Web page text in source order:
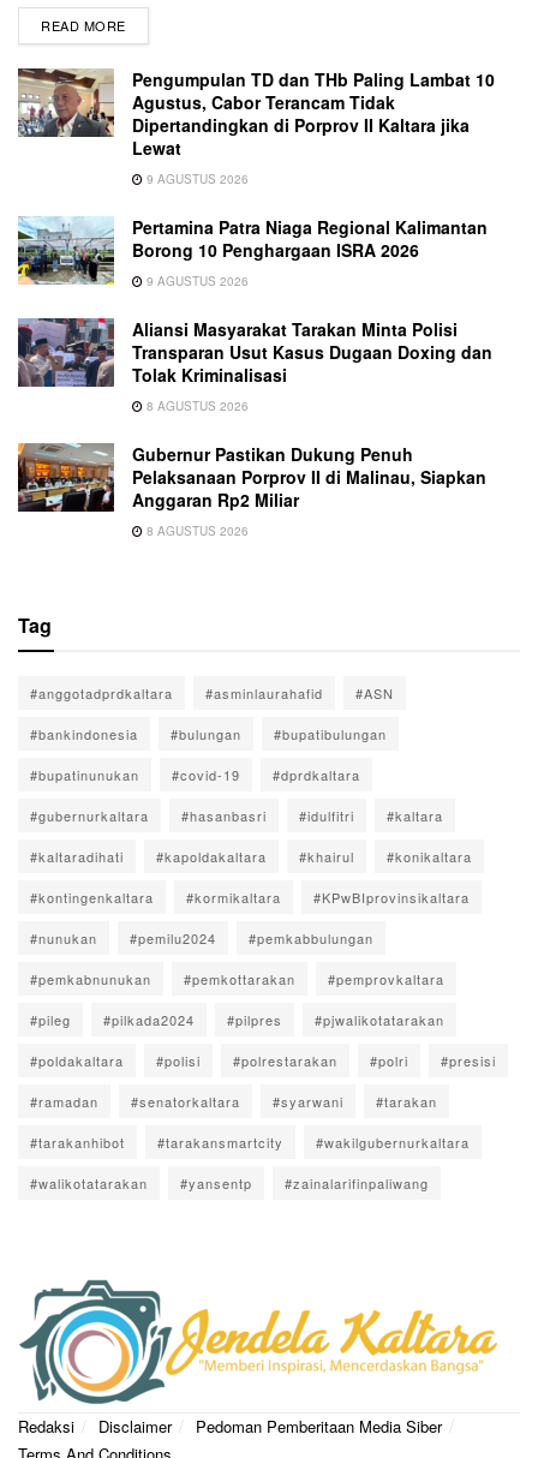
READ MORE
Pengumpulan TD dan THb Paling Lambat 10
Agustus, Cabor Terancam Tidak
Dipertandingkan di Porprov II Kaltara jika
Lewat
9 AGUSTUS 2026
Pertamina Patra Niaga Regional Kalimantan
Borong 10 Penghargaan ISRA 2026
9 AGUSTUS 2026
Aliansi Masyarakat Tarakan Minta Polisi
Transparan Usut Kasus Dugaan Doxing dan
Tolak Kriminalisasi
8 AGUSTUS 2026
Gubernur Pastikan Dukung Penuh
Pelaksanaan Porprov II di Malinau, Siapkan
Anggaran Rp2 Miliar
8 AGUSTUS 2026
Tag
#anggotadprdkaltara #asminlaurahafid #ASN
#bankindonesia #bulungan #bupatibulungan
#bupatinunukan #covid-19 #dprdkaltara
#gubernurkaltara #hasanbasri #idulfitri #kaltara
#kaltaradihati #kapoldakaltara #khairul #konikaltara
#kontingenkaltara #kormikaltara #KPwBIprovinsikaltara
#nunukan #pemilu2024 #pemkabbulungan
#pemkabnunukan #pemkottarakan #pemprovkaltara
#pileg #pilkada2024 #pilpres #pjwalikotatarakan
#poldakaltara #polisi #polrestarakan #polri #presisi
#ramadan #senatorkaltara #syarwani #tarakan
#tarakanhibot #tarakansmartcity #wakilgubernurkaltara
#walikotatarakan #yansentp #zainalarifinpaliwang
Redaksi Disclaimer
Pedoman Pemberitaan Media Siber